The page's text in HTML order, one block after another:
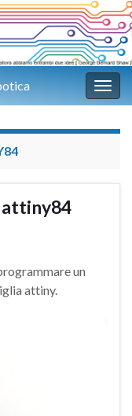
attiny84
un
attiny.